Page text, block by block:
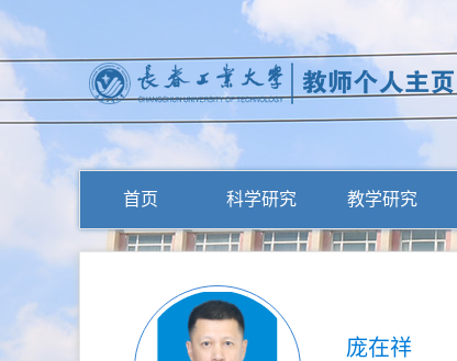
首页 科学研究 教学研究
庞在祥